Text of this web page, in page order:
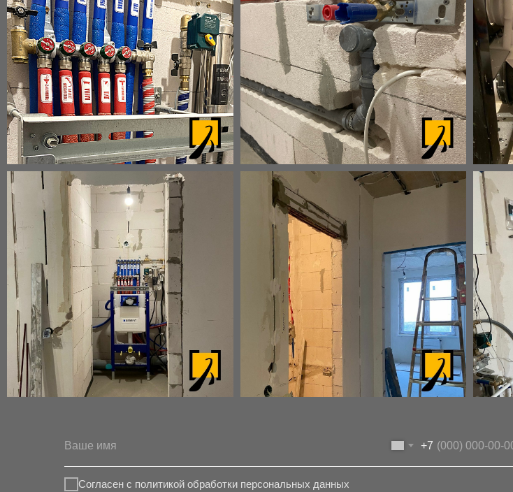
+7
Согласен с политикой обработки персональных данных